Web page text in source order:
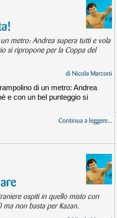
metro: Andrea supera tutti e vola
si ripropone per la Coppa del
di Nicola Marconi
di un metro: Andrea
e con un bel punteggio si
Continua a leggere...
ospiti in quello misto con
non basta per Kazan.